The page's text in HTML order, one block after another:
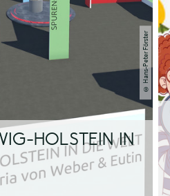
HOLSTEIN IN
©
Hans-Peter Förster